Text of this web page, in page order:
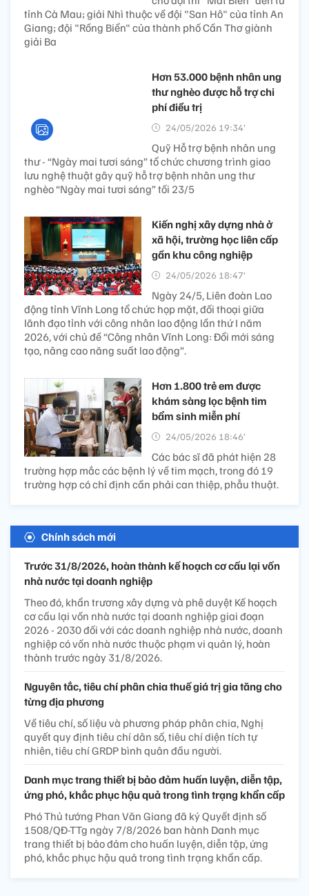
tỉnh Cà Mau; giải Nhì thuộc về đội "San Hô" của tỉnh An
Giang; đội "Rồng Biển" của thành phố Cần Thơ giành
giải Ba
Hơn 53.000 bệnh nhân ung
thư nghèo được hỗ trợ chi
phí điều trị
24/05/2026 19:34’
Quỹ Hỗ trợ bệnh nhân ung
thư - “Ngày mai tươi sáng” tổ chức chương trình giao
lưu nghệ thuật gây quỹ hỗ trợ bệnh nhân ung thư
nghèo “Ngày mai tươi sáng” tối 23/5
Kiến nghị xây dựng nhà ở
xã hội, trường học liên cấp
gần khu công nghiệp
24/05/2026 18:47’
Ngày 24/5, Liên đoàn Lao
động tỉnh Vĩnh Long tổ chức họp mặt, đối thoại giữa
lãnh đạo tỉnh với công nhân lao động lần thứ I năm
2026, với chủ đề “Công nhân Vĩnh Long: Đổi mới sáng
tạo, nâng cao năng suất lao động”.
Hơn 1.800 trẻ em được
khám sàng lọc bệnh tim
bẩm sinh miễn phí
24/05/2026 18:46’
Các bác sĩ đã phát hiện 28
trường hợp mắc các bệnh lý về tim mạch, trong đó 19
trường hợp có chỉ định cần phải can thiệp, phẫu thuật.
Chính sách mới
Trước 31/8/2026, hoàn thành kế hoạch cơ cấu lại vốn
nhà nước tại doanh nghiệp
Theo đó, khẩn trương xây dựng và phê duyệt Kế hoạch
cơ cấu lại vốn nhà nước tại doanh nghiệp giai đoạn
2026 - 2030 đối với các doanh nghiệp nhà nước, doanh
nghiệp có vốn nhà nước thuộc phạm vi quản lý, hoàn
thành trước ngày 31/8/2026.
Nguyên tắc, tiêu chí phân chia thuế giá trị gia tăng cho
từng địa phương
Về tiêu chí, số liệu và phương pháp phân chia, Nghị
quyết quy định tiêu chí dân số, tiêu chí diện tích tự
nhiên, tiêu chí GRDP bình quân đầu người.
Danh mục trang thiết bị bảo đảm huấn luyện, diễn tập,
ứng phó, khắc phục hậu quả trong tình trạng khẩn cấp
Phó Thủ tướng Phan Văn Giang đã ký Quyết định số
1508/QĐ-TTg ngày 7/8/2026 ban hành Danh mục
trang thiết bị bảo đảm cho huấn luyện, diễn tập, ứng
phó, khắc phục hậu quả trong tình trạng khẩn cấp.